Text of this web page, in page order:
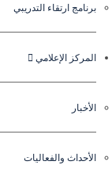
برنامج ارتقاء التدريبي
المركز الإعلامي
الأخبار
الأحداث والفعاليات